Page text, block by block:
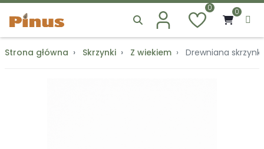
0 0
Strona główna Skrzynki Z wiekiem Drewniana